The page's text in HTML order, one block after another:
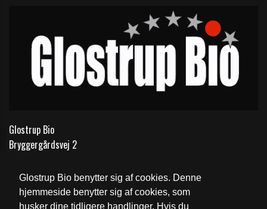
Glostrup Bio benytter sig af cookies. Denne
hjemmeside benytter sig af cookies, som
husker dine tidligere handlinger. Hvis du
Glostrup Bio
Bryggergårdsvej 2
Telefon:43 96 02 01
Email: glostrupbio@glostrupbio.dk